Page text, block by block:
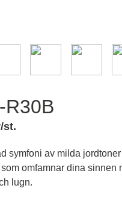
R30B
st.
symfoni av milda
omfamnar dina sinnen
lugn.